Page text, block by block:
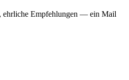
ehrliche Empfehlungen — ein Mail